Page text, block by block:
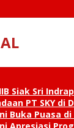
Siak Sri
PT SKY di
Buka Puasa